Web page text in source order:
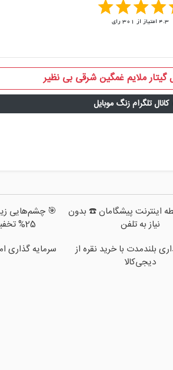
4.3 امتیاز از 301رای
گیتار ملایم غمگین شرقی بی نظیر
کانال تلگرام زنگ موبایل
4 قسطه اینترنت پیشگامان ☎️ بدون
نیاز به تلفن
🎯 چشم‌هایی
25% تخفیف بلفاروپلاستی
بلندمدت با خرید نقره از
دیجی‌کالا
سرمایه گذاری